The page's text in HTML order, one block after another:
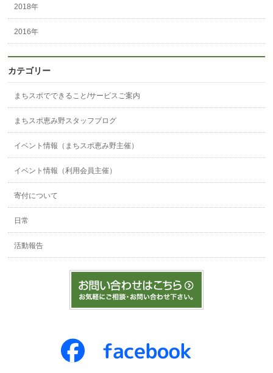
2018年
2016年
カテゴリー
まちスポでできること/サービスご案内
まちスポ恵み野スタッフブログ
イベント情報（まちスポ恵み野主催）
イベント情報（利用会員主催）
寄付について
日常
活動報告